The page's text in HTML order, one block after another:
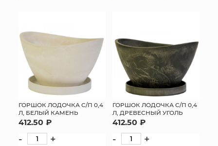
ГОРШОК ЛОДОЧКА С/П 0,4
Л, БЕЛЫЙ КАМЕНЬ
412.50 ₽
- +
ГОРШОК ЛОДОЧКА С/П 0,4
Л, ДРЕВЕСНЫЙ УГОЛЬ
412.50 ₽
- +